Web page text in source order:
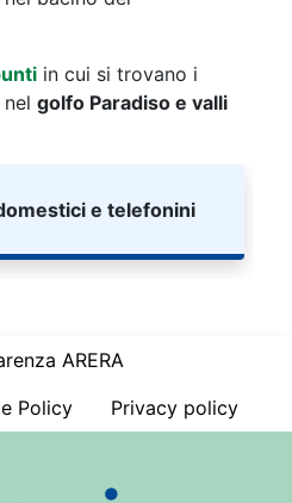
in cui si trovano i
golfo Paradiso e valli
e telefonini
ARERA
Policy Privacy policy